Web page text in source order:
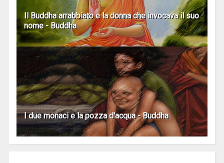
Il Buddha arrabbiato e la donna che invocava il suo
nome - Buddha
I due monaci e la pozza d'acqua - Buddha